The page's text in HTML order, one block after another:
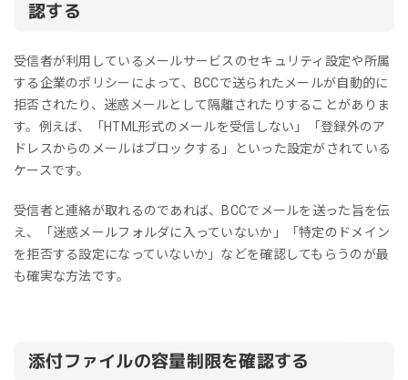
認する
受信者が利用しているメールサービスのセキュリティ設定や所属
する企業のポリシーによって、BCCで送られたメールが自動的に
拒否されたり、迷惑メールとして隔離されたりすることがありま
す。例えば、「HTML形式のメールを受信しない」「登録外のア
ドレスからのメールはブロックする」といった設定がされている
ケースです。
受信者と連絡が取れるのであれば、BCCでメールを送った旨を伝
え、「迷惑メールフォルダに入っていないか」「特定のドメイン
を拒否する設定になっていないか」などを確認してもらうのが最
も確実な方法です。
添付ファイルの容量制限を確認する